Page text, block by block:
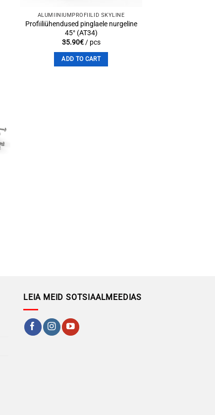
ALUMIINIUMPROFIILID SKYLINE
Profiiliühendused pinglaele nurgeline
45° (AT34)
35.90€/ pcs
ADD TO CART
LEIA MEID SOTSIAALMEEDIAS